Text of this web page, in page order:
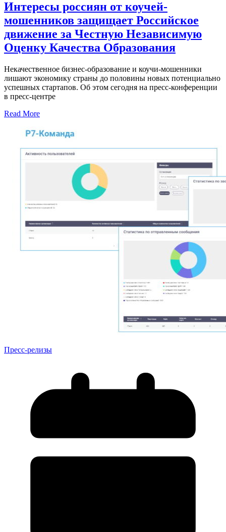
Интересы россиян от коучей-
мошенников защищает Российское
движение за Честную Независимую
Оценку Качества Образования
Некачественное бизнес-образование и коучи-мошенники
лишают экономику страны до половины новых потенциально
успешных стартапов. Об этом сегодня на пресс-конференции
в пресс-центре
Read More
Пресс-релизы